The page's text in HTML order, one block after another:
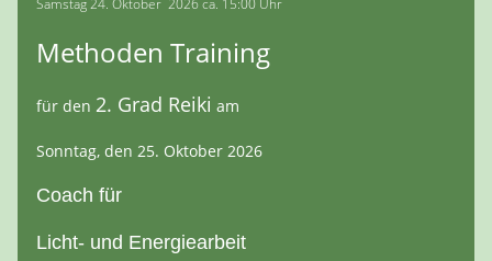
Methoden Training
für den 2. Grad Reiki am
Sonntag, den 25. Oktober 2026
Coach für
Licht- und Energiearbeit